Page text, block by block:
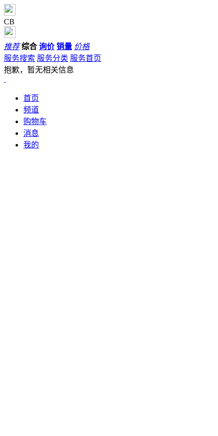
CB
推荐 综合 询价 销量 价格
服务搜索 服务分类 服务首页
抱歉，暂无相关信息
首页
频道
购物车
消息
我的